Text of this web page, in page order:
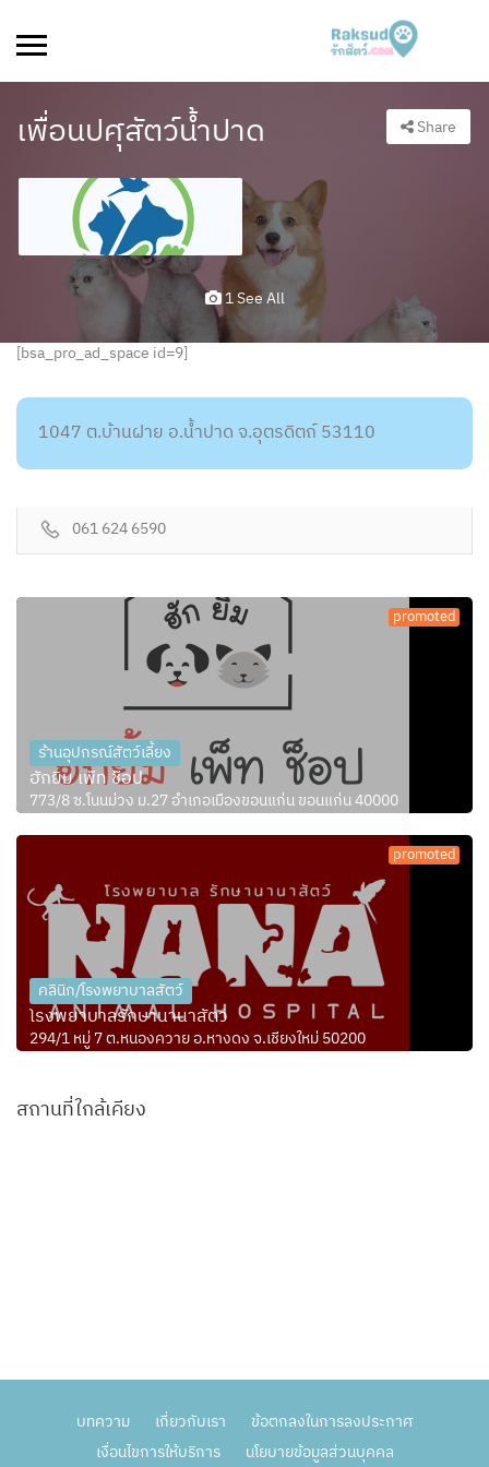
เพื่อนปศุสัตว์น้ำปาด Share
1 See All
[bsa_pro_ad_space id=9]
1047 ต.บ้านฝาย อ.น้ำปาด จ.อุตรดิตถ์ 53110
061 624 6590
promoted
ร้านอุปกรณ์สัตว์เลี้ยง
ฮักยิ้ม เพ็ท ช็อป
773/8 ซ.โนนม่วง ม.27 อำเภอเมืองขอนแก่น ขอนแก่น 40000
promoted
คลินิก/โรงพยาบาลสัตว์
โรงพยาบาลรักษานานาสัตว์
294/1 หมู่ 7 ต.หนองควาย อ.หางดง จ.เชียงใหม่ 50200
สถานที่ใกล้เคียง
บทความ เกี่ยวกับเรา
ข้อตกลงในการลงประกาศ
เงื่อนไขการให้บริการ
นโยบายข้อมูลส่วนบุคคล